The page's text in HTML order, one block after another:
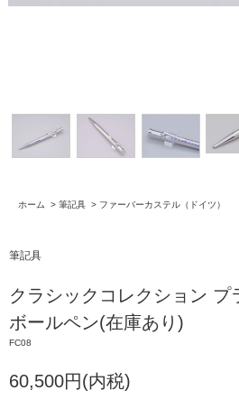
ホーム > 筆記具 > ファーバーカステル（ドイツ）
筆記具
クラシックコレクション プ
ボールペン(在庫あり)
FC08
60,500円(内税)